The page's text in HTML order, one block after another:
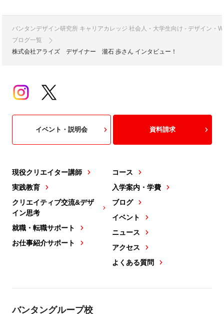
バンタンデザイン研究所 キャリアカレッジ 社会人・大学生向け - デザイン・
ブログ一覧
株式会社アライズ デザイナー 瀧石 歩さん インタビュー！
現役クリエイター講師
実践教育
クリエイティブ交流&デザ
イン思考
就職・転職サポート
お仕事紹介サポート
コース
入学案内・学費
ブログ
イベント
ニュース
アクセス
よくある質問
イベント・説明会 資料請求
バンタングループ校